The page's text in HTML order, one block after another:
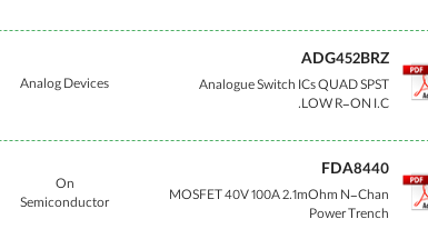
ADG452BRZ
Analogue Switch ICs QUAD SPST
LOW R-ON I.C.
Analog Devices
FDA8440
MOSFET 40V 100A 2.1mOhm N-Chan
Power Trench
On
Semiconductor